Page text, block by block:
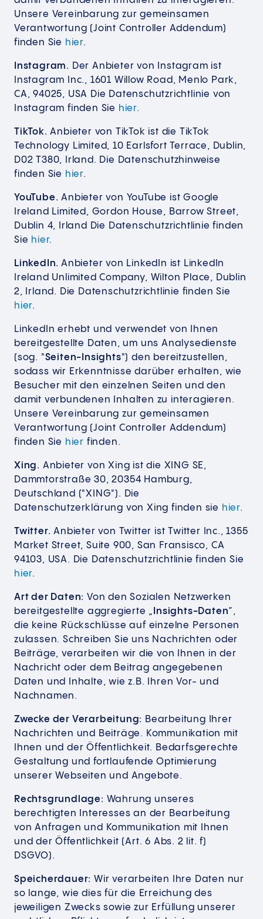
Unsere Vereinbarung zur gemeinsamen
Verantwortung (Joint Controller Addendum)
finden Sie hier.
Instagram. Der Anbieter von Instagram ist
Instagram Inc., 1601 Willow Road, Menlo Park,
CA, 94025, USA Die Datenschutzrichtlinie von
Instagram finden Sie hier.
TikTok. Anbieter von TikTok ist die TikTok
Technology Limited, 10 Earlsfort Terrace, Dublin,
D02 T380, Irland. Die Datenschutzhinweise
finden Sie hier.
YouTube. Anbieter von YouTube ist Google
Ireland Limited, Gordon House, Barrow Street,
Dublin 4, Irland Die Datenschutzrichtlinie finden
Sie hier.
LinkedIn. Anbieter von LinkedIn ist LinkedIn
Ireland Unlimited Company, Wilton Place, Dublin
2, Irland. Die Datenschutzrichtlinie finden Sie
hier.
LinkedIn erhebt und verwendet von Ihnen
bereitgestellte Daten, um uns Analysedienste
(sog. "Seiten-Insights") den bereitzustellen,
sodass wir Erkenntnisse darüber erhalten, wie
Besucher mit den einzelnen Seiten und den
damit verbundenen Inhalten zu interagieren.
Unsere Vereinbarung zur gemeinsamen
Verantwortung (Joint Controller Addendum)
finden Sie hier finden.
Xing. Anbieter von Xing ist die XING SE,
Dammtorstraße 30, 20354 Hamburg,
Deutschland ("XING"). Die
Datenschutzerklärung von Xing finden sie hier.
Twitter. Anbieter von Twitter ist Twitter Inc., 1355
Market Street, Suite 900, San Fransisco, CA
94103, USA. Die Datenschutzrichtlinie finden Sie
hier.
Art der Daten: Von den Sozialen Netzwerken
bereitgestellte aggregierte „ Insights-Daten“,
die keine Rückschlüsse auf einzelne Personen
zulassen. Schreiben Sie uns Nachrichten oder
Beiträge, verarbeiten wir die von Ihnen in der
Nachricht oder dem Beitrag angegebenen
Daten und Inhalte, wie z.B. Ihren Vor- und
Nachnamen.
Zwecke der Verarbeitung: Bearbeitung Ihrer
Nachrichten und Beiträge. Kommunikation mit
Ihnen und der Öffentlichkeit. Bedarfsgerechte
Gestaltung und fortlaufende Optimierung
unserer Webseiten und Angebote.
Rechtsgrundlage: Wahrung unseres
berechtigten Interesses an der Bearbeitung
von Anfragen und Kommunikation mit Ihnen
und der Öffentlichkeit (Art. 6 Abs. 2 lit. f)
DSGVO).
Speicherdauer: Wir verarbeiten Ihre Daten nur
so lange, wie dies für die Erreichung des
jeweiligen Zwecks sowie zur Erfüllung unserer